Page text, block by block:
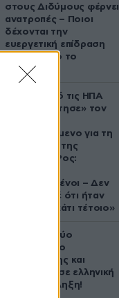
στους Διδύμους φέρνει
ανατροπές – Ποιοι
δέχονται την
ευεργετική επίδραση
του Δία από το
απόγευμα;
Ζευγάρι από τις ΗΠΑ
που «υιοθέτησε» τον
κατηγορούμενο για τη
δολοφονία της
Ελίζαμπεθ Ρος:
συντετριμμένοι – Δεν
έδειξε ποτέ ότι ήταν
ικανός για κάτι τέτοιο»
Ακυρώνει δύο
συμβόλαια ο
Λαρεντζάκης και
υπογράφει σε ελληνική
ομάδα-έκπληξη!